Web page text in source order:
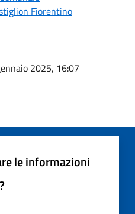
Fiorentino
2025, 16:07
le informazioni